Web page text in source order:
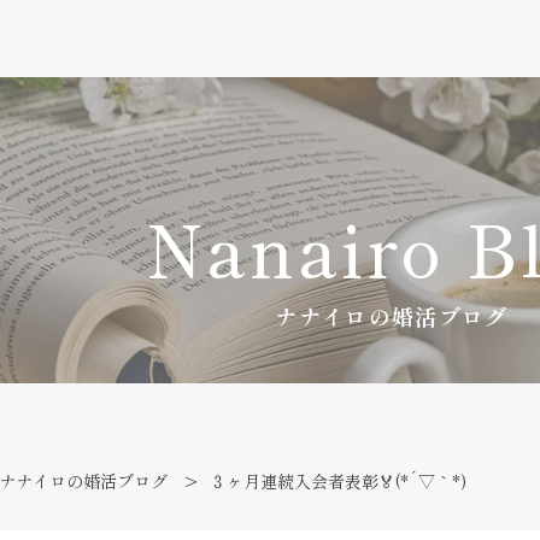
Nanairo
ナナイロの婚活ブログ
ナナイロの婚活ブログ ３ヶ月連続入会者表彰🏅(*´▽｀*)